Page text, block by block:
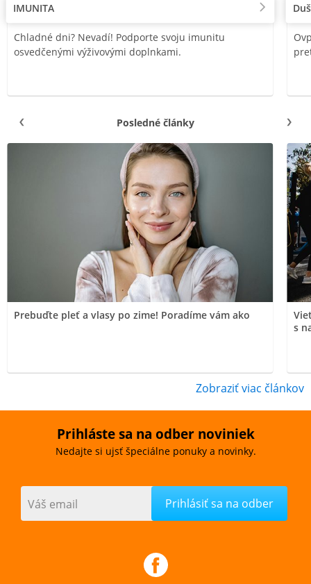
IMUNITA
Chladné dni? Nevadí! Podporte svoju imunitu
osvedčenými výživovými doplnkami.
Posledné články
Prebuďte pleť a vlasy po zime! Poradíme vám ako
s
Zobraziť viac článkov
Prihláste sa na odber noviniek
Nedajte si ujsť špeciálne ponuky a novinky.
Váš email